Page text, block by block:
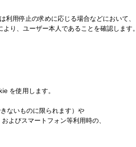
用停止の求めに応じる場合などにおいて、
り、ユーザー本人であることを確認します。
を使用します。
ないものに限られます）や
よびスマートフォン等利用時の、